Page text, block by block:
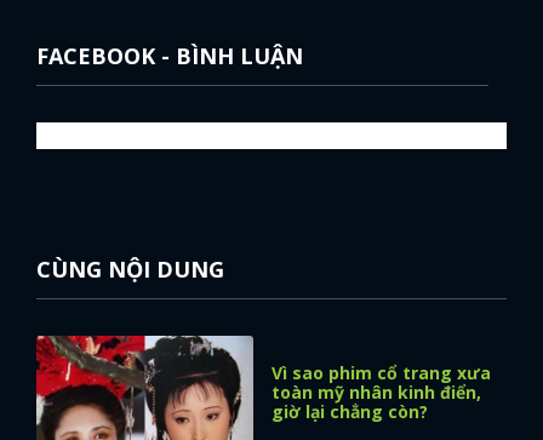
FACEBOOK - BÌNH LUẬN
CÙNG NỘI DUNG
Vì sao phim cổ trang xưa
toàn mỹ nhân kinh điển,
giờ lại chẳng còn?